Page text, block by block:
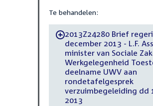
Te behandelen:
-2013Z24280 Brief
december 2013 - L.F.
minister van Sociale
Werkgelegenheid
deelname UWV aan
rondetafelgesprek
verzuimbegeleiding dd
2013